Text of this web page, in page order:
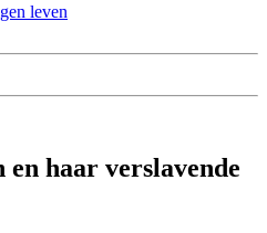
leven
en haar verslavende